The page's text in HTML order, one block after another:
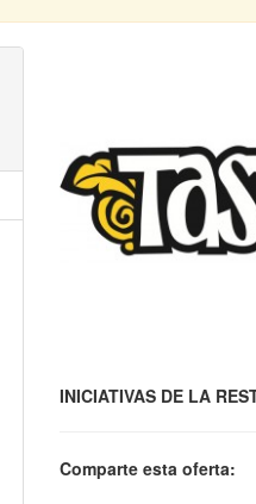
INICIATIVAS DE LA
Comparte esta oferta: